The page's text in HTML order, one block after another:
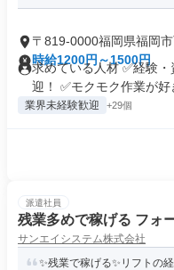
〒819-0000福岡県福岡
時給1200円～1500円
求めている人材 ✅経験
迎！ ✅モクモク作業が好
業界未経験歓迎 +29個
派遣社員
残業多めで稼げる フォ
サンエイシステム株式会社
✨残業で稼げる✨リフトの